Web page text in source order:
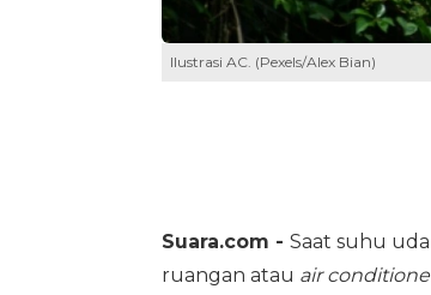
Ilustrasi AC. (Pexels/Alex Bian)
Suara.com - Saat suhu
ruangan atau air